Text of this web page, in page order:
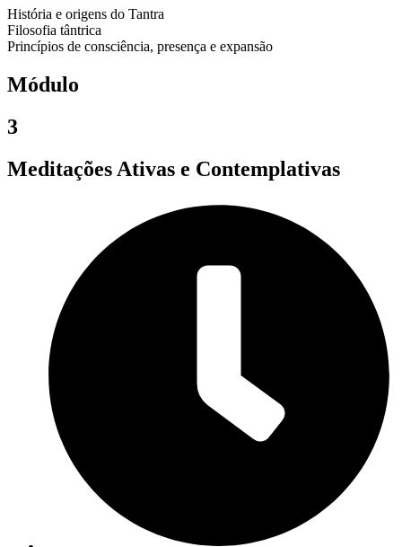
História e origens do Tantra
Filosofia tântrica
Princípios de consciência, presença e expansão
Módulo
3
Meditações Ativas e Contemplativas